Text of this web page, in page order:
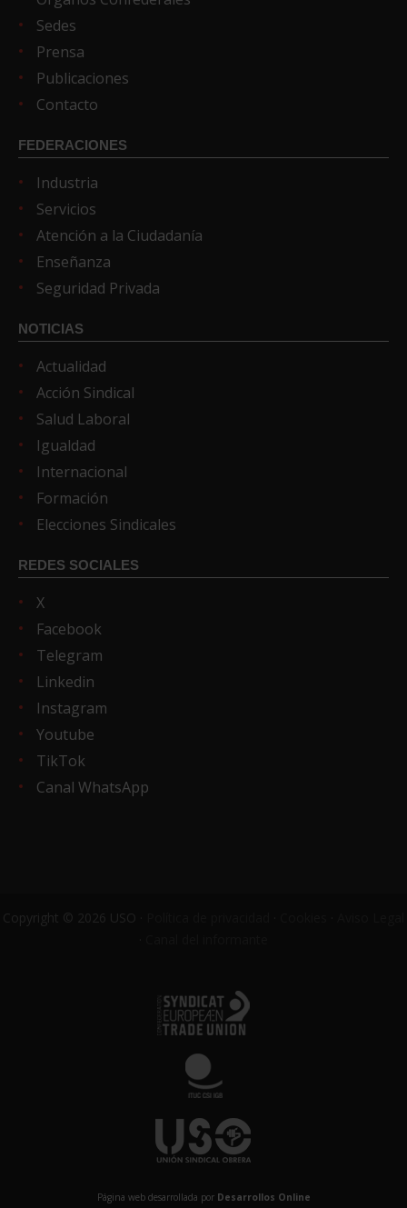
Sedes
Prensa
Publicaciones
Contacto
FEDERACIONES
Industria
Servicios
Atención a la Ciudadanía
Enseñanza
Seguridad Privada
NOTICIAS
Actualidad
Acción Sindical
Salud Laboral
Igualdad
Internacional
Formación
Elecciones Sindicales
REDES SOCIALES
X
Facebook
Telegram
Linkedin
Instagram
Youtube
TikTok
Canal WhatsApp
Copyright © 2026 USO ·
Página web desarrollada por Desarrollos Online